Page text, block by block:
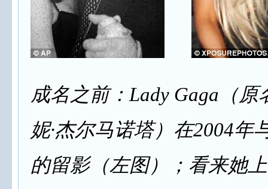
成名之前：Lady Gaga（原
妮·杰尔马诺塔）在2004年
的留影（左图）；看来她